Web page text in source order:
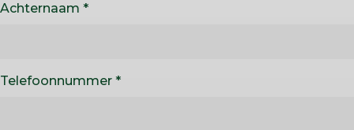
Achternaam
Telefoonnummer